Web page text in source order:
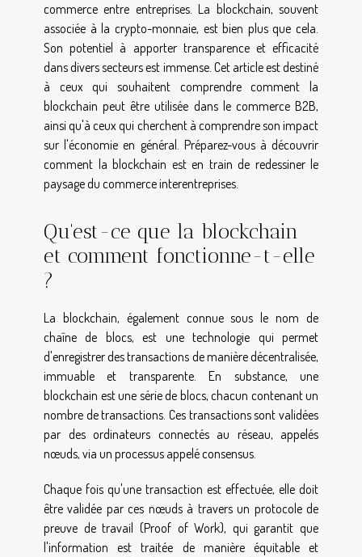
commerce entre entreprises. La blockchain, souvent
associée à la crypto-monnaie, est bien plus que cela.
Son potentiel à apporter transparence et efficacité
dans divers secteurs est immense. Cet article est destiné
à ceux qui souhaitent comprendre comment la
blockchain peut être utilisée dans le commerce B2B,
ainsi qu'à ceux qui cherchent à comprendre son impact
sur l'économie en général. Préparez-vous à découvrir
comment la blockchain est en train de redessiner le
paysage du commerce interentreprises.
Qu'est-ce que la blockchain
et comment fonctionne-t-elle
?
La blockchain, également connue sous le nom de
chaîne de blocs, est une technologie qui permet
d'enregistrer des transactions de manière décentralisée,
immuable et transparente. En substance, une
blockchain est une série de blocs, chacun contenant un
nombre de transactions. Ces transactions sont validées
par des ordinateurs connectés au réseau, appelés
nœuds, via un processus appelé consensus.
Chaque fois qu'une transaction est effectuée, elle doit
être validée par ces nœuds à travers un protocole de
preuve de travail (Proof of Work), qui garantit que
l'information est traitée de manière équitable et